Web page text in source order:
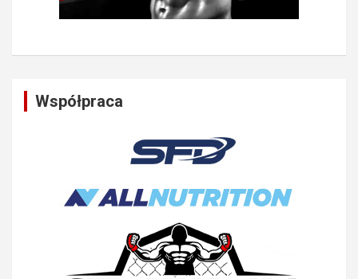
Współpraca